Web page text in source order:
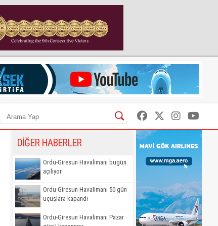
DİĞER HABERLER
Ordu-Giresun Havalimanı bugün
açılıyor
Ordu-Giresun Havalimanı 50 gün
uçuşlara kapandı
Ordu-Giresun Havalimanı Pazar